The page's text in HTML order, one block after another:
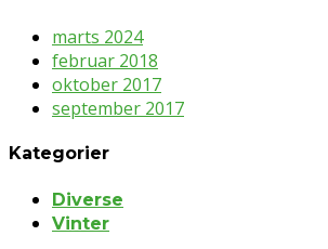
marts 2024
februar 2018
oktober 2017
september 2017
Kategorier
Diverse
Vinter